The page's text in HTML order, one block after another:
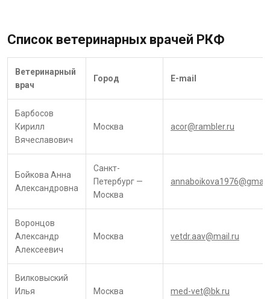
Список ветеринарных врачей РКФ
Ветеринарный
врач
Город E-mail
Барбосов
Кирилл
Вячеславович
Москва acor@rambler.ru
Бойкова Анна
Александровна
Санкт-
Петербург —
Москва
Воронцов
Александр
Алексеевич
Москва vetdr.aav@mail.ru
Вилковыский
Илья
Москва med-vet@bk.ru